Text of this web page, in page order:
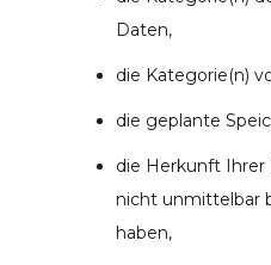
Daten,
die Kategorie(n)
die geplante
die Herkunft Ihrer
nicht unmittelbar
haben,